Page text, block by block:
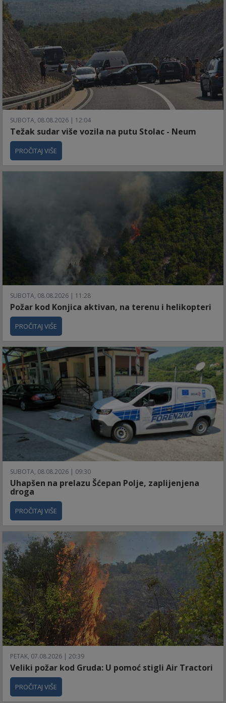
SUBOTA, 08.08.2026 | 12:04
Težak sudar više vozila na putu Stolac - Neum
PROČITAJ VIŠE
SUBOTA, 08.08.2026 | 11:28
Požar kod Konjica aktivan, na terenu i helikopteri
PROČITAJ VIŠE
SUBOTA, 08.08.2026 | 09:30
Uhapšen na prelazu Šćepan Polje, zaplijenjena
droga
PROČITAJ VIŠE
PETAK, 07.08.2026 | 20:39
Veliki požar kod Gruda: U pomoć stigli Air Tractori
PROČITAJ VIŠE